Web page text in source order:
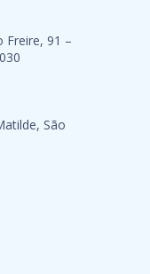
Freire, 91 –
São